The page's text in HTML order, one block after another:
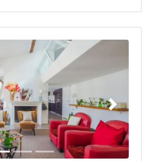
Suivant